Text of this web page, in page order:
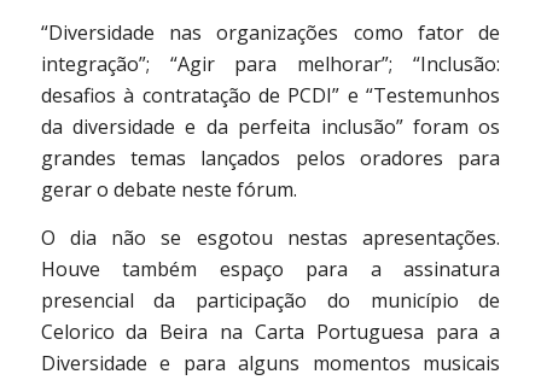
“Diversidade nas organizações como fator de
integração”; “Agir para melhorar”; “Inclusão:
desafios à contratação de PCDI” e “Testemunhos
da diversidade e da perfeita inclusão” foram os
grandes temas lançados pelos oradores para
gerar o debate neste fórum.
O dia não se esgotou nestas apresentações.
Houve também espaço para a assinatura
presencial da participação do município de
Celorico da Beira na Carta Portuguesa para a
Diversidade e para alguns momentos musicais